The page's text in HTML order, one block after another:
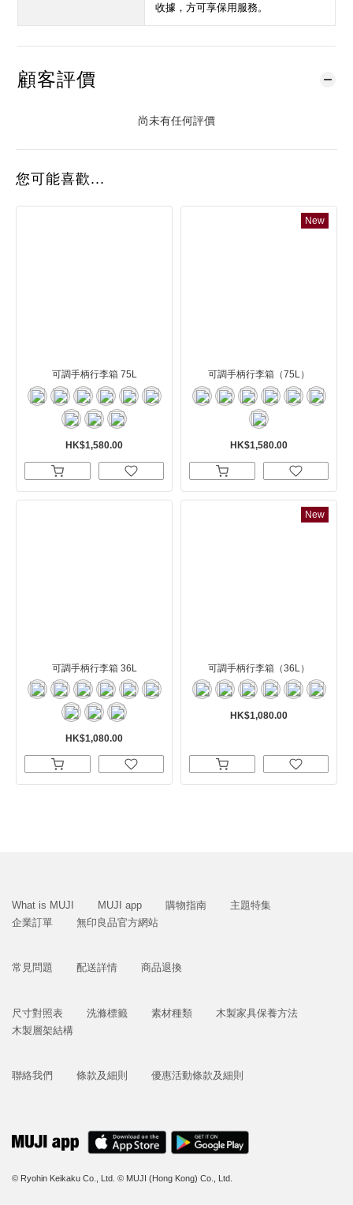
收據，方可享保用服務。
顧客評價
尚未有任何評價
您可能喜歡...
可調手柄行李箱 75L
HK$1,580.00
New
可調手柄行李箱（75L）
HK$1,580.00
可調手柄行李箱 36L
HK$1,080.00
New
可調手柄行李箱（36L）
HK$1,080.00
What is MUJI MUJI app 購物指南
主題特集
企業訂單
無印良品官方網站
常見問題 配送詳情 商品退換
尺寸對照表 洗滌標籤 素材種類
木製家具保養方法
木製層架結構
聯絡我們 條款及細則 優惠活動條款及細則
© Ryohin Keikaku Co., Ltd. © MUJI (Hong Kong) Co., Ltd.